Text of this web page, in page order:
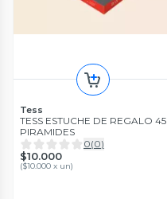
Tess
TESS ESTUCHE DE REGALO 45
PIRAMIDES
0(0)
$10.000
($10.000 x un)